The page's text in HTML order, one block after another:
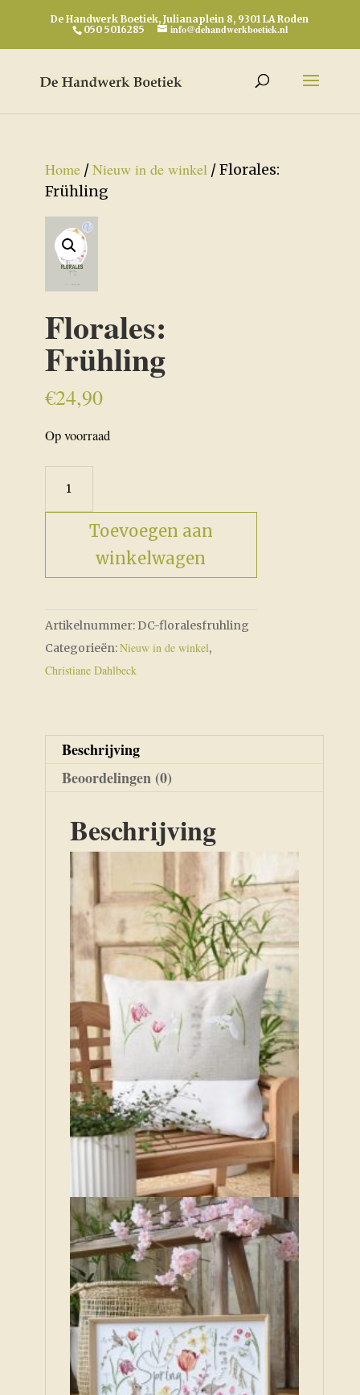
De Handwerk Boetiek, Julianaplein 8, 9301 LA Roden
050 5016285
info@dehandwerkboetiek.nl
Home/Nieuw in de winkel/ Florales:
Frühling
Florales:
Frühling
€24,90
Op voorraad
Frühling
aantal
Toevoegen aan
winkelwagen
Artikelnummer: DC-floralesfruhling
Categorieën:Nieuw in de winkel,
Christiane Dahlbeck
Beschrijving
Beoordelingen (0)
Beschrijving